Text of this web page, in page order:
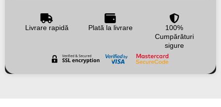
Livrare rapidă Plată la livrare
100%
Cumpărături
sigure